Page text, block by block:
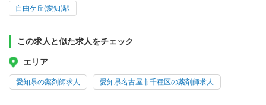
自由ケ丘(愛知)駅
この求人と似た求人をチェック
エリア
愛知県の薬剤師求人 愛知県名古屋市千種区の薬剤師求人